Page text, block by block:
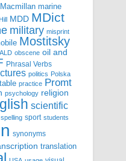
Macmillan marine
MDD MDict
military misprint
Mostitsky
obscene oil and
Phrasal Verbs
politics Polska
practice Promt
psychology religion
scientific
spelling sport students
synonyms
translation